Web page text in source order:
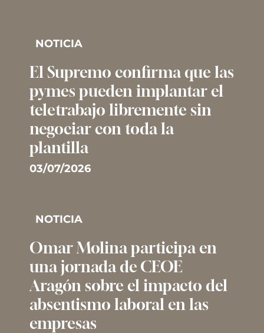
NOTICIA
El Supremo confirma que las
pymes pueden implantar el
teletrabajo libremente sin
negociar con toda la
plantilla
03/07/2026
NOTICIA
Omar Molina participa en
una jornada de CEOE
Aragón sobre el impacto del
absentismo laboral en las
empresas